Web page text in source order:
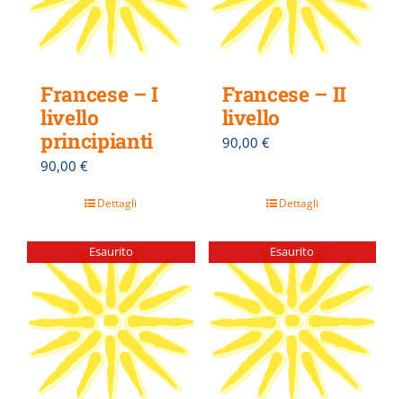
Francese – I
livello
principianti
90,00 €
Dettagli
Francese – II
livello
90,00 €
Dettagli
Esaurito Esaurito